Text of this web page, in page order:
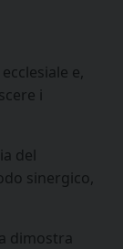
e,
i
del
sinergico,
dimostra